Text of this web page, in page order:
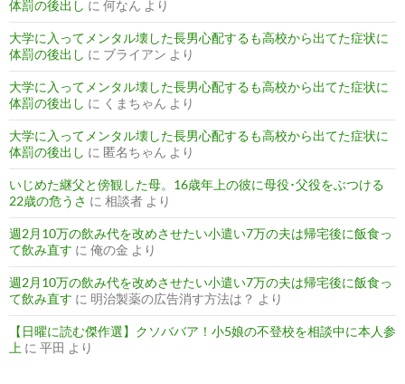
体罰の後出し に 何なん より
大学に入ってメンタル壊した長男心配するも高校から出てた症状に
体罰の後出し に ブライアン より
大学に入ってメンタル壊した長男心配するも高校から出てた症状に
体罰の後出し に くまちゃん より
大学に入ってメンタル壊した長男心配するも高校から出てた症状に
体罰の後出し に 匿名ちゃん より
いじめた継父と傍観した母。16歳年上の彼に母役･父役をぶつける
22歳の危うさ に 相談者 より
週2月10万の飲み代を改めさせたい小遣い7万の夫は帰宅後に飯食っ
て飲み直す に 俺の金 より
週2月10万の飲み代を改めさせたい小遣い7万の夫は帰宅後に飯食っ
て飲み直す に 明治製薬の広告消す方法は？ より
【日曜に読む傑作選】クソババア！小5娘の不登校を相談中に本人参
上 に 平田 より